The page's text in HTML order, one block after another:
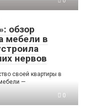
обзор
мебели в
нервов
своей квартиры в
—
0